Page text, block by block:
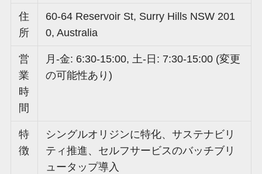
住
所
60-64 Reservoir St, Surry Hills NSW 201
0, Australia
営
業
時
間
月-金: 6:30-15:00, 土-日: 7:30-15:00 (変更
の可能性あり)
特
徴
シングルオリジンに特化、サステナビリ
ティ推進、セルフサービスのバッチブリ
ュータップ導入